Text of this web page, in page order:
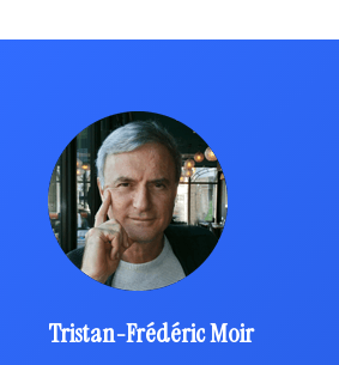
Tristan-Frédéric Moir